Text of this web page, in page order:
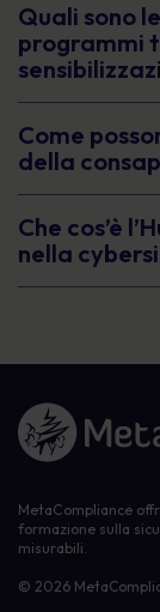
Quali sono
programmi
Come
della
Che cos’è
nella
Link alla homepage
MetaCompliance
formazione sulla
misurabili.
© 2026